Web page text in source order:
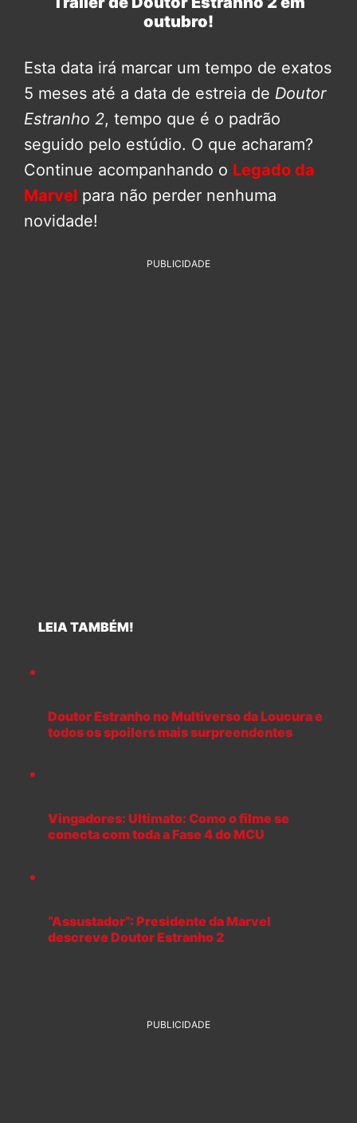
outubro!
Esta data irá marcar um tempo de exatos
5 meses até a data de estreia de Doutor
Estranho 2, tempo que é o padrão
seguido pelo estúdio. O que acharam?
Continue acompanhando o Legado da
Marvel para não perder nenhuma
novidade!
PUBLICIDADE
LEIA TAMBÉM!
Doutor Estranho no Multiverso da Loucura e
todos os spoilers mais surpreendentes
Vingadores: Ultimato: Como o filme se
conecta com toda a Fase 4 do MCU
“Assustador”: Presidente da Marvel
descreve Doutor Estranho 2
PUBLICIDADE